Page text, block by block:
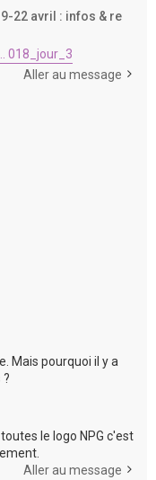
22 avril : infos & re
018_jour_3
Aller au message
Mais pourquoi il y a
?
le logo NPG c'est
Aller au message